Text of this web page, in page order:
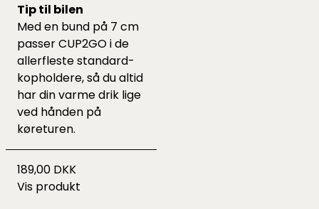
Tip til bilen
Med en bund på 7 cm
passer CUP2GO i de
allerfleste standard-
kopholdere, så du altid
har din varme drik lige
ved hånden på
køreturen.
189,00 DKK
Vis produkt